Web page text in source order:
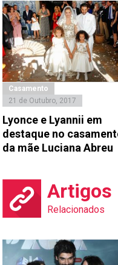
Casamento
21 de Outubro, 2017
Lyonce e Lyannii em
destaque no
da mãe Luciana Abreu
Artigos
Relacionados